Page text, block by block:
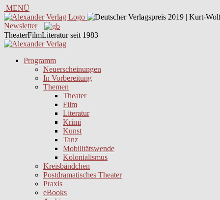
MENÜ
Newsletter
TheaterFilmLiteratur seit 1983
Programm
Neuerscheinungen
In Vorbereitung
Themen
Theater
Film
Literatur
Krimi
Kunst
Tanz
Mobilitätswende
Kolonialismus
Kreisbändchen
Postdramatisches Theater
Praxis
eBooks